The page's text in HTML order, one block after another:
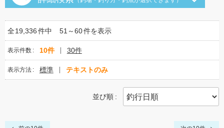
全19,336件中 51～60件を表示
表示件数 10件 30件
表示方法 標準 テキストのみ
並び順